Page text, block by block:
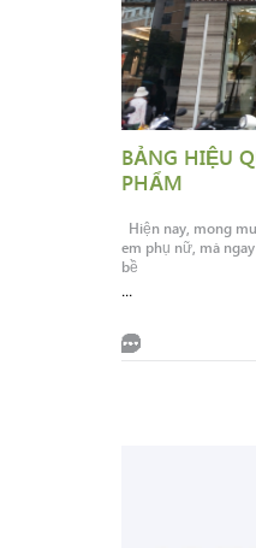
BẢNG HIỆU
PHẨM
Hiện nay, mong
em phụ nữ, mà
bề
...